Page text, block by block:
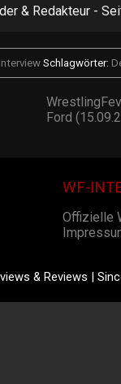
& Redakteur -
Schlagwörter:
Ford
WF-
Offizielle
& Reviews |